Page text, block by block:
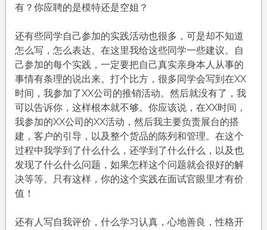
有？你应聘的是模特还是空姐？
还有些同学自己参加的实践活动也很多，可是却不知道
怎么写，怎么表达。在这里我给这些同学一些建议。自
己参加的每个实践，一定要把自己真实亲身本人从事的
事情有条理的说出来。打个比方，很多同学会写到在XX
时间，我参加了XX公司的推销活动。然后就没有了，我
可以告诉你，这样根本就不够。你应该说，在XX时间，
我参加的XX公司的XX活动，然后我主要负责展台的搭
建，客户的引导，以及整个货品的陈列和管理。在这个
过程中我学到了什么什么，还学到了什么什么，以及也
发现了什么什么问题，如果怎样这个问题就会很好的解
决等等。只有这样，你的这个实践在面试官眼里才有价
值！
还有人写自我评价，什么学习认真，心地善良，性格开